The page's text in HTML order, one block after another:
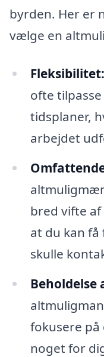
byrden. Her er
vælge en
Fleksibilitet:
ofte
tidsplaner,
arbejdet
bred vifte
at du kan
skulle
Beholdelse
fokusere
noget for